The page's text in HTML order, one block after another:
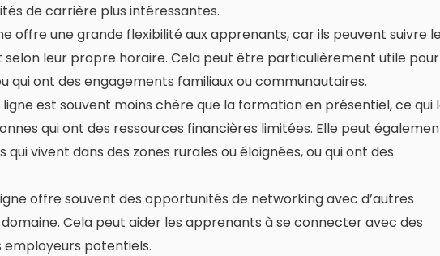
de carrière plus intéressantes.
offre une grande flexibilité aux apprenants, car ils peuvent suivre
leur propre horaire. Cela peut être particulièrement utile pour
qui ont des engagements familiaux ou communautaires.
est souvent moins chère que la formation en présentiel, ce qui
qui ont des ressources financières limitées. Elle peut
vivent dans des zones rurales ou éloignées, ou qui ont des
offre souvent des opportunités de networking avec d’autres
Cela peut aider les apprenants à se connecter avec des
employeurs potentiels.